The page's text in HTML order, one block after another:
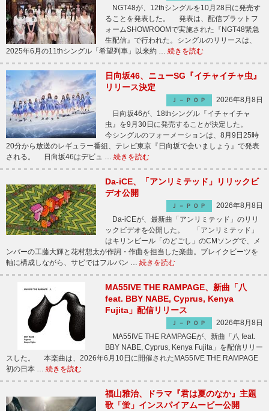
NGT48が、12thシングルを10月28日に発売す
ることを発表した。 発表は、配信プラットフ
ォームSHOWROOMで実施された『NGT48緊急
生配信』で行われた。シングルのリリースは、
2025年6月の11thシングル「希望列車」以来約 … 続きを読む
日向坂46、ニューSG『イチャイチャ虫』
リリース決定
Ｊ－ＰＯＰ
2026年8月8日
日向坂46が、18thシングル『イチャイチャ
虫』を9月30日に発売することが決定した。
今シングルのフォーメーションは、8月9日25時
20分から放送のレギュラー番組、テレビ東京『日向坂で会いましょう』で発表
される。 日向坂46はデビュ … 続きを読む
Da-iCE、「アンリミテッド」リリックビ
デオ公開
Ｊ－ＰＯＰ
2026年8月8日
Da-iCEが、最新曲「アンリミテッド」のリリ
ックビデオを公開した。 「アンリミテッド」
はキリンビール「のどごし」のCMソングで、メ
ンバーの工藤大輝と花村想太が作詞・作曲を担当した楽曲。ブレイクビーツを
軸に構成しながら、サビではフルバン … 続きを読む
MA55IVE THE RAMPAGE、新曲「八
feat. BBY NABE, Cyprus, Kenya
Fujita」配信リリース
Ｊ－ＰＯＰ
2026年8月8日
MA55IVE THE RAMPAGEが、新曲「八 feat.
BBY NABE, Cyprus, Kenya Fujita」を配信リリー
スした。 本楽曲は、2026年6月10日に開催されたMA55IVE THE RAMPAGE
初の日本 … 続きを読む
福山雅治、ドラマ『君は夏のなか』主題
歌「蛍」インスパイアムービー公開